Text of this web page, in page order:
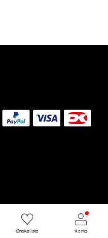
Ønskeliste Konto